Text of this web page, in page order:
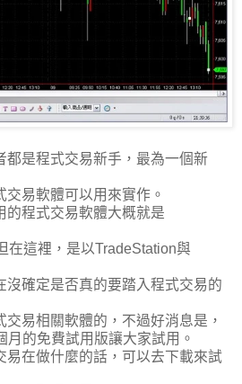
都是程式交易新手，最為一個新
易軟體可以用來實作。
的程式交易軟體大概就是
在這裡，是以TradeStation與
沒確定是否真的要踏入程式交易的
易相關軟體的，不過好消息是，
月的免費試用版讓大家試用。
易在做什麼的話，可以去下載來試